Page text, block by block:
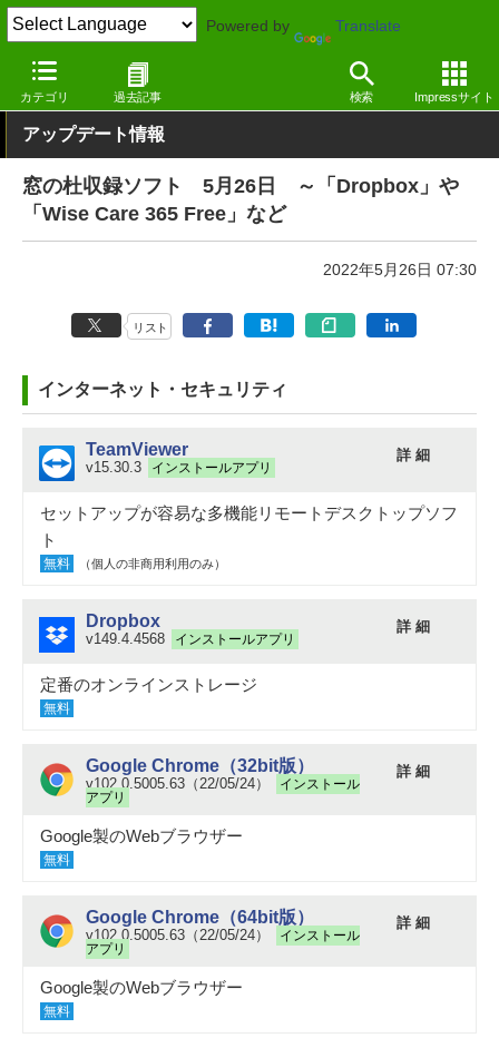
Powered by Translate
カテゴリ 過去記事 検索 Impressサイト
窓の杜 その他の話題 アップデート
アップデート情報
窓の杜収録ソフト 5月26日 ～「Dropbox」や
「Wise Care 365 Free」など
2022年5月26日 07:30
リスト
インターネット・セキュリティ
TeamViewer
v15.30.3 インストールアプリ
詳 細
セットアップが容易な多機能リモートデスクトップソフ
ト
無料 （個人の非商用利用のみ）
Dropbox
v149.4.4568 インストールアプリ
詳 細
定番のオンラインストレージ
無料
Google Chrome（32bit版）
v102.0.5005.63（22/05/24）
インストール
アプリ
詳 細
Google製のWebブラウザー
無料
Google Chrome（64bit版）
v102.0.5005.63（22/05/24）
インストール
アプリ
詳 細
Google製のWebブラウザー
無料